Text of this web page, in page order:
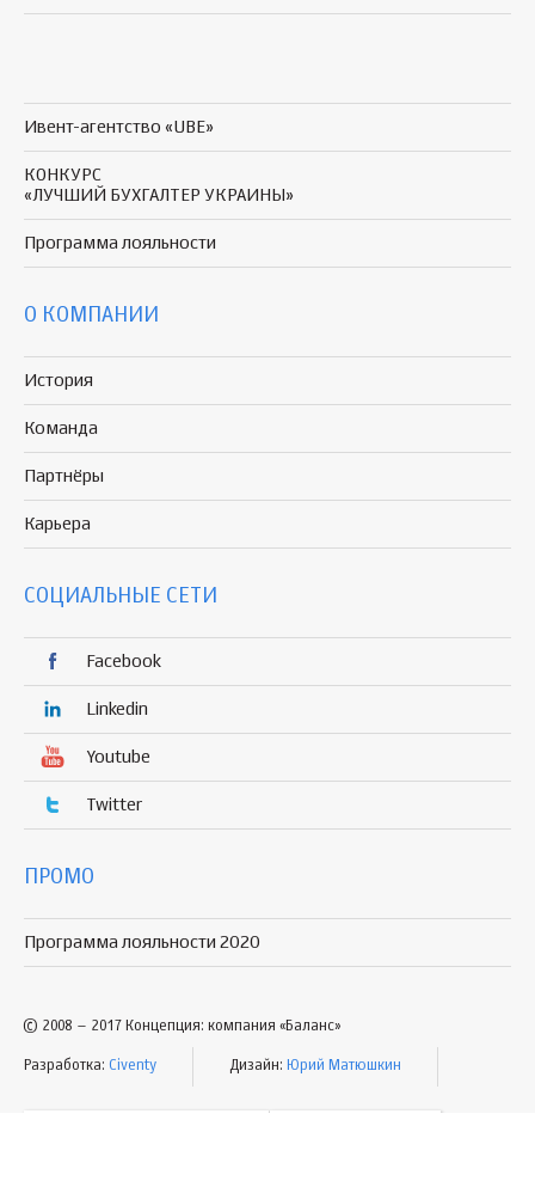
Ивент-агентство «UBE»
КОНКУРС
«ЛУЧШИЙ БУХГАЛТЕР УКРАИНЫ»
Программа лояльности
О КОМПАНИИ
История
Команда
Партнёры
Карьера
СОЦИАЛЬНЫЕ СЕТИ
Facebook
Linkedin
Youtube
Twitter
ПРОМО
Программа лояльности 2020
© 2008 – 2017 Концепция: компания «Баланс»
Разработка: Civenty Дизайн: Юрий Матюшкин